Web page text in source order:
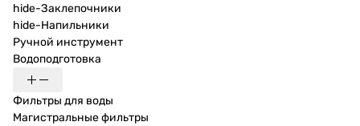
hide-Заклепочники
hide-Напильники
Ручной инструмент
Водоподготовка
Фильтры для воды
Магистральные фильтры